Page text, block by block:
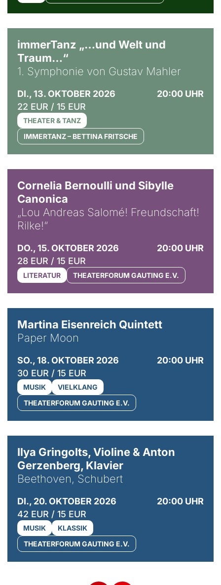
immerTanz „…und Welt und
Traum…“
1. Symphonie von Gustav Mahler
DI., 13. OKTOBER 2026
20:00 UHR
22 EUR / 15 EUR
THEATER & TANZ
IMMERTANZ – BETTINA FRITSCHE
Cornelia Bernoulli und Sibylle
Canonica
„Lou Andreas Salomé! Freundschaft!
Rilke!“
DO., 15. OKTOBER 2026
20:00 UHR
28 EUR / 15 EUR
LITERATUR THEATERFORUM GAUTING E.V.
Martina Eisenreich Quintett
Paper Moon
SO., 18. OKTOBER 2026
20:00 UHR
30 EUR / 15 EUR
MUSIK
VIELKLANG
THEATERFORUM GAUTING E.V.
Ilya Gringolts, Violine & Anton
Gerzenberg, Klavier
Beethoven, Schubert
DI., 20. OKTOBER 2026
20:00 UHR
42 EUR / 15 EUR
MUSIK
KLASSIK
THEATERFORUM GAUTING E.V.